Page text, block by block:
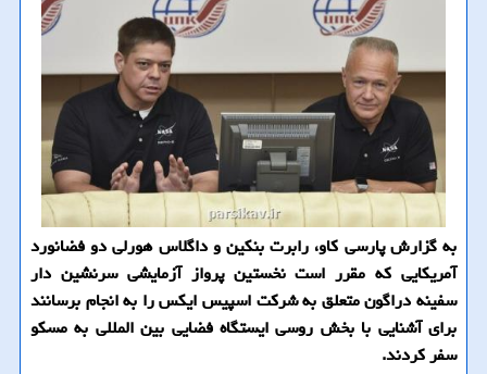
به گزارش پارسی كاو، رابرت بنكین و داگلاس هورلی دو فضانورد
آمریكایی كه مقرر است نخستین پرواز آزمایشی سرنشین دار
سفینه دراگون متعلق به شركت اسپیس ایكس را به انجام برسانند
برای آشنایی با بخش روسی ایستگاه فضایی بین المللی به مسكو
سفر كردند.